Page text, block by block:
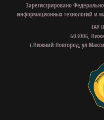
Зарегистрировано
информационных технологий и
ГАУ
603006,
г.Нижний Новгород,